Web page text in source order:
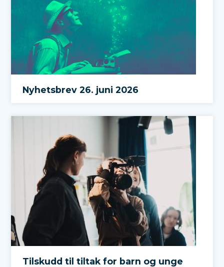
Nyhetsbrev 26. juni 2026
Tilskudd til tiltak for barn og unge